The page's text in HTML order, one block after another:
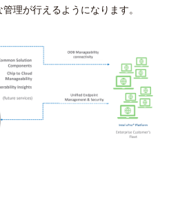
理が行えるようになります。